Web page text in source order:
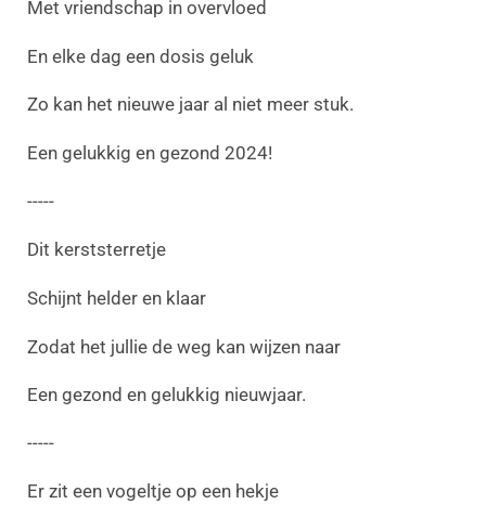
Met vriendschap in overvloed
En elke dag een dosis geluk
Zo kan het nieuwe jaar al niet meer stuk.
Een gelukkig en gezond 2024!
-----
Dit kerststerretje
Schijnt helder en klaar
Zodat het jullie de weg kan wijzen naar
Een gezond en gelukkig nieuwjaar.
-----
Er zit een vogeltje op een hekje